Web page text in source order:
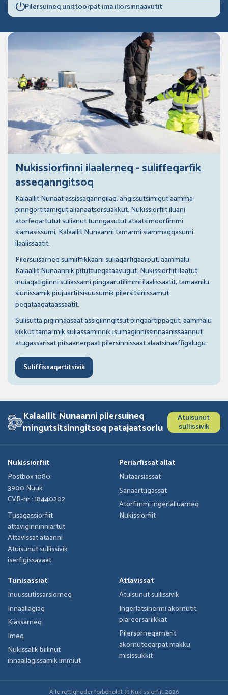
Pilersuineq unittoorpat ima iliorsinnaavutit
Nukissiorfinni ilaalerneq - suliffeqarfik
asseqanngitsoq
Kalaallit Nunaat assissaqanngilaq, angissutsimigut aamma
pinngortitamigut alianaatsorsuakkut. Nukissiorfiit iluani
atorfeqartutut sulianut tunngasutut ataatsimoorfimmi
siamasissumi, Kalaallit Nunaanni tamarmi siammaqqasumi
ilaalissaatit.
Pilersuisarneq sumiiffikkaani suliaqarfigaarput, aammalu
Kalaallit Nunaannik pituttueqataavugut. Nukissiorfiit ilaatut
inuiaqatigiinni suliassami pingaarutilimmi ilaalissaatit, tamaanilu
siunissamik piujuartitsisuusumik pilersitsinissamut
peqataaqataassaatit.
Sulisutta piginnaasaat assigiinngitsut pingaartippagut, aammalu
kikkut tamarmik suliassaminnik isumaginnissinnaanissaannut
atugassarisat pitsaanerpaat pilersinnissaat alaatsinaaffigalugu.
Suliffissaqartitsivik
Kalaallit Nunaanni pilersuineq
mingutsitsinngitsoq patajaatsorlu
Atuisunut
sullissivik
Nukissiorfiit
Postbox 1080
3900 Nuuk
CVR-nr.: 18440202
Tusagassiorfiit
attaviginninniartut
Attavissat ataanni
Atuisunut sullissivik
iserfigissavaat
Periarfissat allat
Nutaarsiassat
Sanaartugassat
Atorfimmi ingerlalluarneq
Nukissiorfiit
Tunisassiat
Inuussutissarsiorneq
Innaallagiaq
Kiassarneq
Imeq
Nukissalik biilinut
innaallagissamik immiut
Attavissat
Atuisunut sullissivik
Ingerlatsinermi akornutit
piareersariikkat
Pilersorneqarnerit
akornuteqarpat makku
misissukkit
Alle rettigheder forbeholdt © Nukissiorfiit 2026